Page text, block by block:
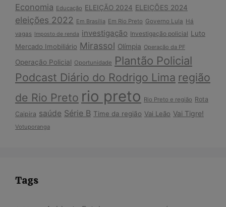
Economia Educação ELEIÇÃO 2024 ELEIÇÕES 2024
eleições 2022 Em Brasília Em Rio Preto Governo Lula Há
vagas Imposto de renda investigação Investigação policial Luto
Mercado Imobiliário Mirassol Olímpia Operação da PF
Operação Policial Oportunidade Plantão Policial
Podcast Diário do Rodrigo Lima região
de Rio Preto rio preto Rio Preto e região Rota
Caipira saúde Série B Time da região Vai Leão Vai Tigre!
Votuporanga
Tags